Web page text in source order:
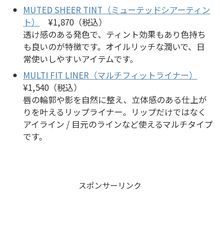
MUTED SHEER TINT（ミューテッドシアーティン
ト）
¥1,870（税込）
透け感のある発色で、ティント効果もあり色持ち
も良いのが特徴です。オイルリッチな潤いで、日
常使いしやすいアイテムです。
MULTI FIT LINER（マルチフィットライナー）
¥1,540（税込）
唇の輪郭や影を自然に整え、立体感のある仕上が
りを叶えるリップライナー。リップだけではなく
アイライン / 目元のラインなど使えるマルチタイプ
です。
スポンサーリンク